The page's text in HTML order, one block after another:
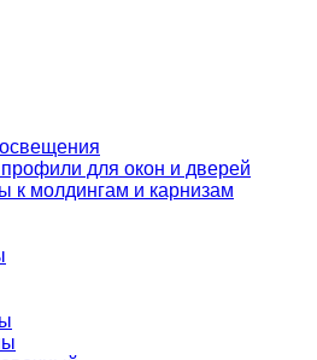
для окон и дверей
к молдингам и карнизам